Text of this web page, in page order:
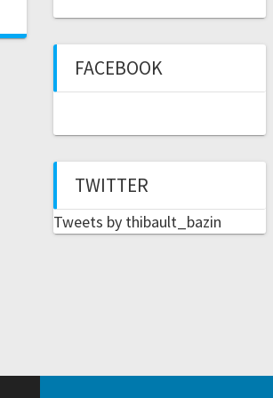
FACEBOOK
TWITTER
Tweets by thibault_bazin